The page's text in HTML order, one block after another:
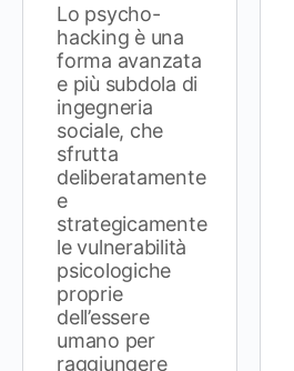
Lo psycho-
hacking è una
forma avanzata
e più subdola di
ingegneria
sociale, che
sfrutta
deliberatamente
e
strategicamente
le vulnerabilità
psicologiche
proprie
dell’essere
umano per
raggiungere